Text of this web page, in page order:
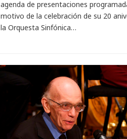
agenda de presentaciones
motivo de la celebración de su 20
la Orquesta Sinfónica…